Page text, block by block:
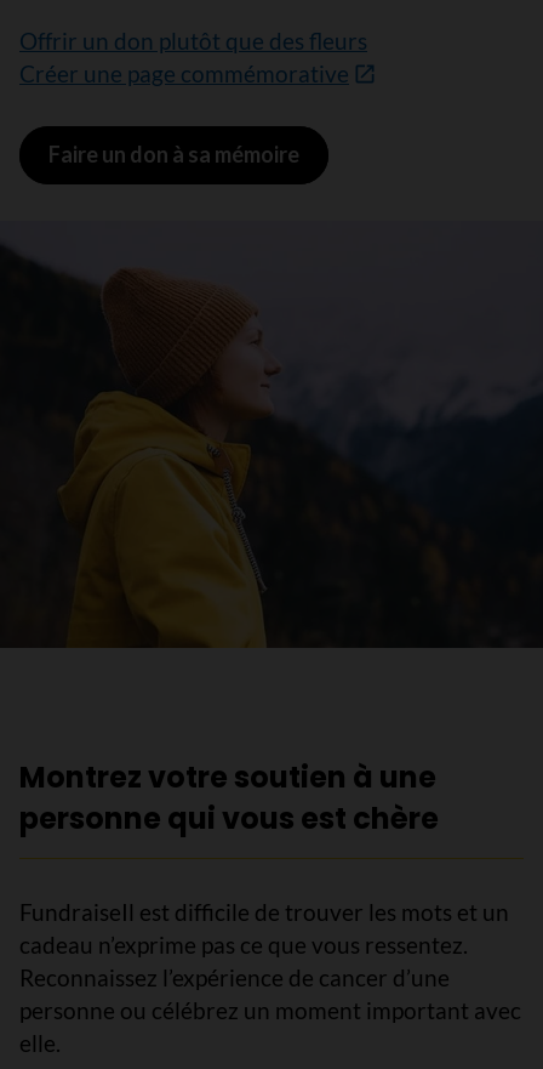
Offrir un don plutôt que des fleurs
Créer une page commémorative
Faire un don à sa mémoire
Montrez votre soutien à une
personne qui vous est chère
FundraiseIl est difficile de trouver les mots et un
cadeau n’exprime pas ce que vous ressentez.
Reconnaissez l’expérience de cancer d’une
personne ou célébrez un moment important avec
elle.